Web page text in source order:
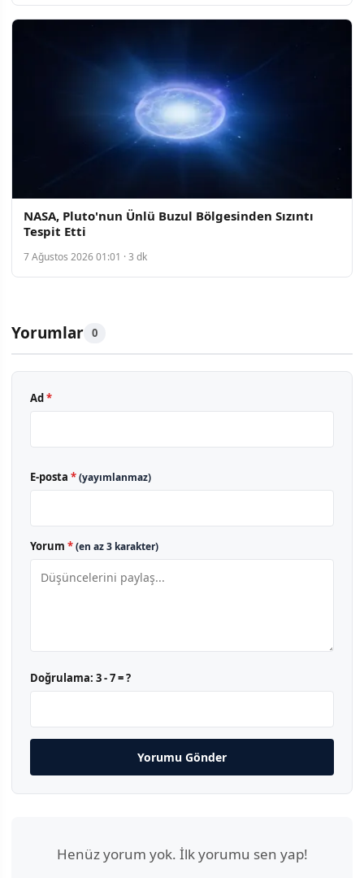
NASA, Pluto'nun Ünlü Buzul Bölgesinden Sızıntı
Tespit Etti
7 Ağustos 2026 01:01 · 3 dk
Yorumlar 0
Ad*
E-posta *(yayımlanmaz)
Yorum *(en az 3 karakter)
Doğrulama: 3 - 7 = ?
Yorumu Gönder
Henüz yorum yok. İlk yorumu sen yap!